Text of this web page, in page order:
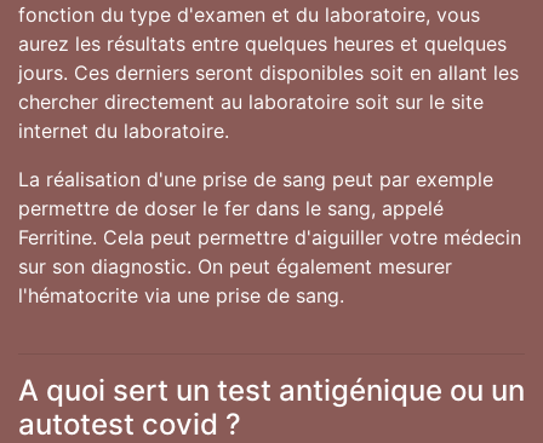
fonction du type d'examen et du laboratoire, vous
aurez les résultats entre quelques heures et quelques
jours. Ces derniers seront disponibles soit en allant les
chercher directement au laboratoire soit sur le site
internet du laboratoire.
La réalisation d'une prise de sang peut par exemple
permettre de doser le fer dans le sang, appelé
Ferritine. Cela peut permettre d'aiguiller votre médecin
sur son diagnostic. On peut également mesurer
l'hématocrite via une prise de sang.
A quoi sert un test antigénique ou un
autotest covid ?